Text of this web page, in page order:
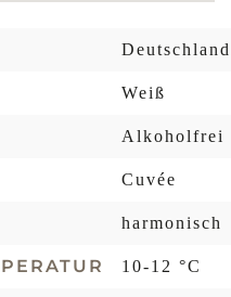
Deutschland
Weiß
Alkoholfrei
Cuvée
harmonisch
10-12 °C